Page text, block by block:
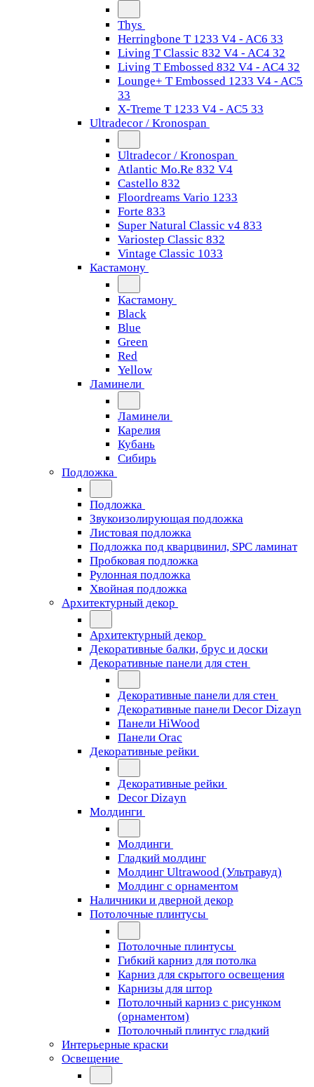
Thys
Herringbone T 1233 V4 - AC6 33
Living T Classic 832 V4 - AC4 32
Living T Embossed 832 V4 - AC4 32
Lounge+ T Embossed 1233 V4 - AC5
33
X-Treme T 1233 V4 - AC5 33
Ultradecor / Kronospan
Ultradecor / Kronospan
Atlantic Mo.Re 832 V4
Castello 832
Floordreams Vario 1233
Forte 833
Super Natural Classic v4 833
Variostep Classic 832
Vintage Classic 1033
Кастамону
Кастамону
Black
Blue
Green
Red
Yellow
Ламинели
Ламинели
Карелия
Кубань
Сибирь
Подложка
Подложка
Звукоизолирующая подложка
Листовая подложка
Подложка под кварцвинил, SPC ламинат
Пробковая подложка
Рулонная подложка
Хвойная подложка
Архитектурный декор
Архитектурный декор
Декоративные балки, брус и доски
Декоративные панели для стен
Декоративные панели для стен
Декоративные панели Decor Dizayn
Панели HiWood
Панели Orac
Декоративные рейки
Декоративные рейки
Decor Dizayn
Молдинги
Молдинги
Гладкий молдинг
Молдинг Ultrawood (Ультравуд)
Молдинг с орнаментом
Наличники и дверной декор
Потолочные плинтусы
Потолочные плинтусы
Гибкий карниз для потолка
Карниз для скрытого освещения
Карнизы для штор
Потолочный карниз с рисунком
(орнаментом)
Потолочный плинтус гладкий
Интерьерные краски
Освещение